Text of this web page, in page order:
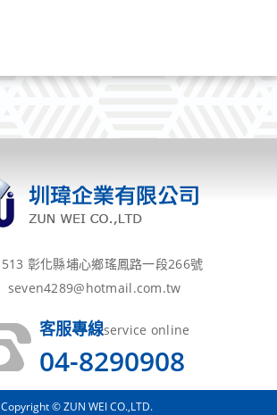
513 彰化縣埔心鄉瑤鳳路一段266號
seven4289@hotmail.com.tw
客服專線service online
04-8290908
Copyright © ZUN WEI CO.,LTD.